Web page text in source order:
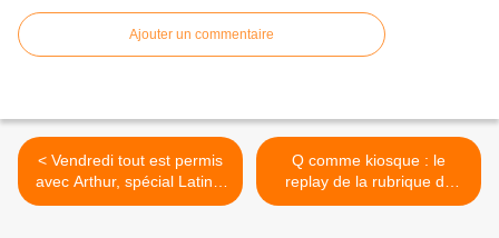
Ajouter un commentaire
< Vendredi tout est permis
avec Arthur, spécial Latino,
ce soir à 23h25 sur TF1
Q comme kiosque : le
replay de la rubrique de
Vincent Dedienne dans